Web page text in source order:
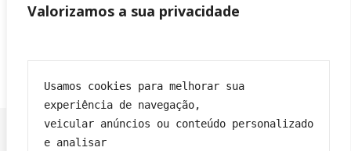
Valorizamos a sua privacidade
Usamos cookies para melhorar sua
experiência de navegação,
veicular anúncios ou conteúdo personalizado
e analisar